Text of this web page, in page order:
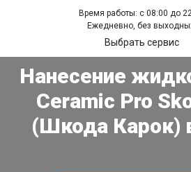
Время работы: с 08:00 до
Ежедневно, без
Выбрать сервис
Нанесение
Ceramic Pro
(Шкода Карок)